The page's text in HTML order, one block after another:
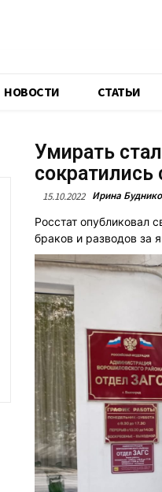
НОВОСТИ CТАТЬИ
Умирать
15.10.2022 Ирина
Росстат опубликовал
браков и разводов за